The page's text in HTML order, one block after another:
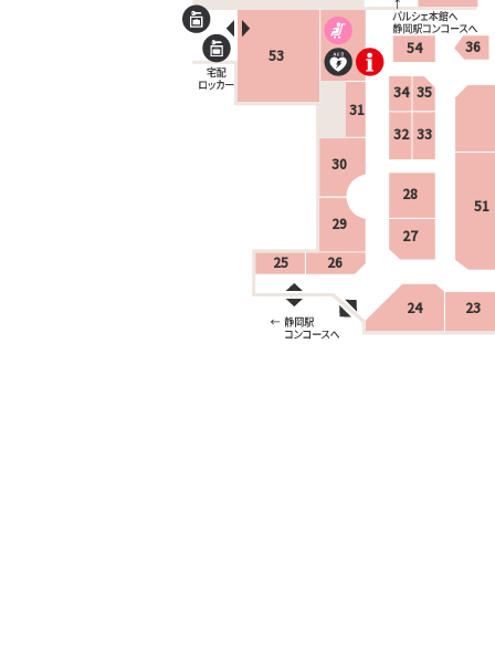
23
24
25 26
27
28
29
30
31
32 33
34 35
36
51
53 54